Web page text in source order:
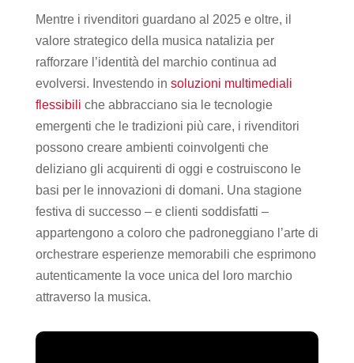
Mentre i rivenditori guardano al 2025 e oltre, il
valore strategico della musica natalizia per
rafforzare l’identità del marchio continua ad
evolversi. Investendo in soluzioni multimediali
flessibili che abbracciano sia le tecnologie
emergenti che le tradizioni più care, i rivenditori
possono creare ambienti coinvolgenti che
deliziano gli acquirenti di oggi e costruiscono le
basi per le innovazioni di domani. Una stagione
festiva di successo – e clienti soddisfatti –
appartengono a coloro che padroneggiano l’arte di
orchestrare esperienze memorabili che esprimono
autenticamente la voce unica del loro marchio
attraverso la musica.